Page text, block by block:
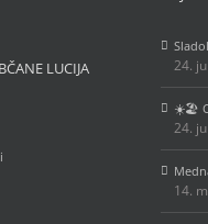
LUCIJA 24.
☀️🏖️
24.
14.